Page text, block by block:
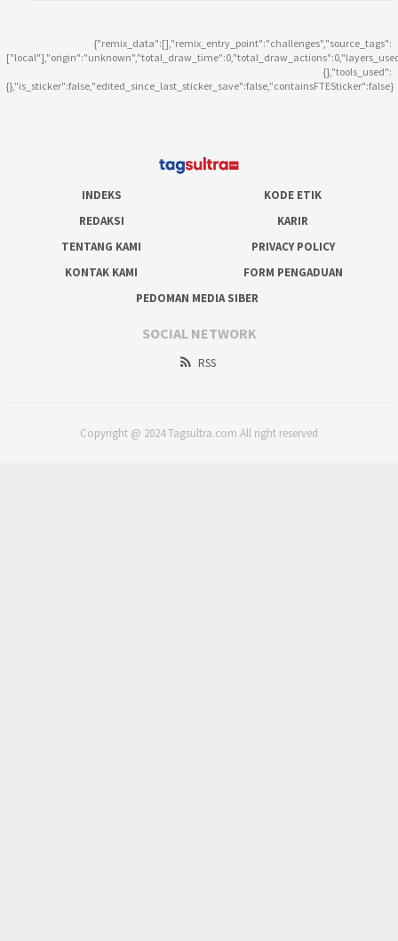
{"remix_data":[],"remix_entry_point":"challenges","source_tags":
{},"tools_used":
{},"is_sticker":false,"edited_since_last_sticker_save":false,"containsFTESticker":false}
INDEKS
KODE ETIK
REDAKSI
KARIR
TENTANG KAMI
PRIVACY POLICY
KONTAK KAMI
FORM PENGADUAN
PEDOMAN MEDIA SIBER
SOCIAL NETWORK
RSS
Copyright @ 2024 Tagsultra.com All right reserved